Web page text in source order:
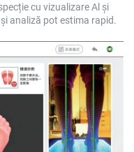
cu vizualizare Al și
analiză pot estima rapid.